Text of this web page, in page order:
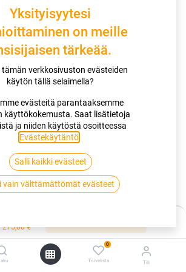
275,00€
0
Toivelista Tili
SPORTMAX ROADSMART II XL II
DUNLOP
ROADSMART II XL II
Saatavilla
Yksityisyytesi
on meille
tärkeää.
tämän verkkosivuston evästeiden
käytön tällä selaimella?
evästeitä parantaaksemme
käyttökokemusta. Saat lisätietoja
ja niiden käytöstä osoitteessa
Evästekäytäntö
Salli kaikki evästeet
vain välttämättömät evästeet